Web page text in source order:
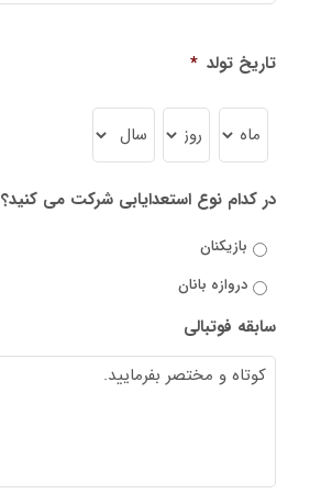
تاریخ تولد *
در کدام نوع استعدایابی شرکت می کنید؟
بازیکنان
دروازه بانان
سابقه فوتبالی